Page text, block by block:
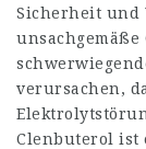
Sicherheit und
verursachen,
Clenbuterol ist